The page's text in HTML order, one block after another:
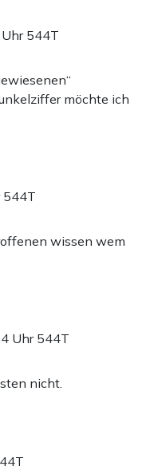
544T
möchte ich
544T
wissen wem
Uhr 544T
nicht.